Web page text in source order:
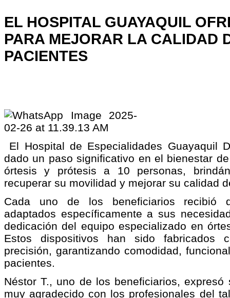
EL HOSPITAL GUAYAQUIL
PARA MEJORAR LA CALIDAD
PACIENTES
El Hospital de Especialidades Guayaquil
dado un paso significativo en el bienestar
órtesis y prótesis a 10 personas,
recuperar su movilidad y mejorar su calidad
Cada uno de los beneficiarios recibió
adaptados específicamente a sus
dedicación del equipo especializado en
Estos dispositivos han sido fabricados
precisión, garantizando comodidad,
pacientes.
Néstor T., uno de los beneficiarios, expresó
muy agradecido con los profesionales del